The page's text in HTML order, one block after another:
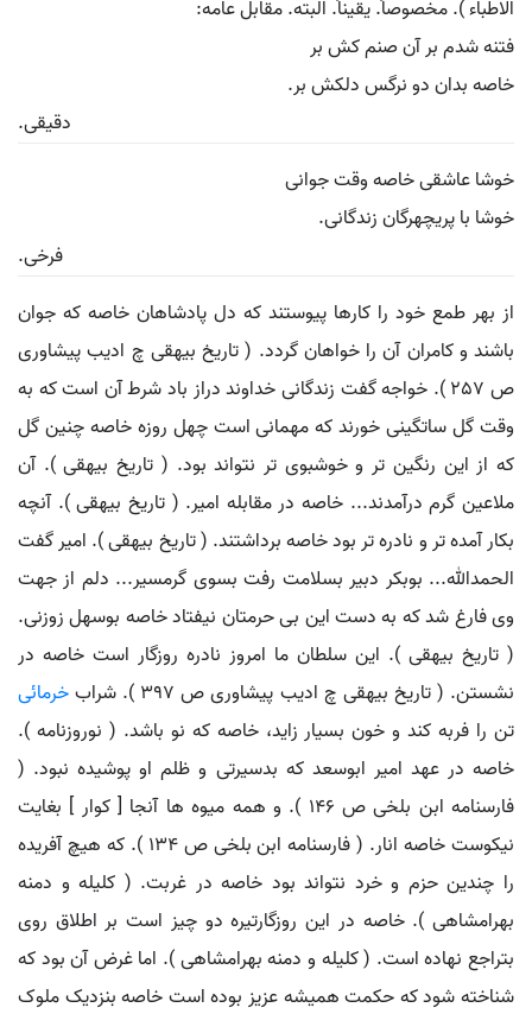
الاطباء ). مخصوصاً. یقیناً. البته. مقابل عامه:
فتنه شدم بر آن صنم کش بر
خاصه بدان دو نرگس دلکش بر.
دقیقی.
خوشا عاشقی خاصه وقت جوانی
خوشا با پریچهرگان زندگانی.
فرخی.
از بهر طمع خود را کارها پیوستند که دل پادشاهان خاصه که جوان
باشند و کامران آن را خواهان گردد. ( تاریخ بیهقی چ ادیب پیشاوری
ص 257 ). خواجه گفت زندگانی خداوند دراز باد شرط آن است که به
وقت گل ساتگینی خورند که مهمانی است چهل روزه خاصه چنین گل
که از این رنگین تر و خوشبوی تر نتواند بود. ( تاریخ بیهقی ). آن
ملاعین گرم درآمدند... خاصه در مقابله امیر. ( تاریخ بیهقی ). آنچه
بکار آمده تر و نادره تر بود خاصه برداشتند. ( تاریخ بیهقی ). امیر گفت
الحمدﷲ... بوبکر دبیر بسلامت رفت بسوی گرمسیر... دلم از جهت
وی فارغ شد که به دست این بی حرمتان نیفتاد خاصه بوسهل زوزنی.
( تاریخ بیهقی ). این سلطان ما امروز نادره روزگار است خاصه در
نشستن. ( تاریخ بیهقی چ ادیب پیشاوری ص 397 ). شراب
خرمائی
تن را فربه کند و خون بسیار زاید، خاصه که نو باشد. ( نوروزنامه ).
خاصه در عهد امیر ابوسعد که بدسیرتی و ظلم او پوشیده نبود. (
فارسنامه ابن بلخی ص 146 ). و همه میوه ها آنجا [ کوار ] بغایت
نیکوست خاصه انار. ( فارسنامه ابن بلخی ص 134 ). که هیچ آفریده
را چندین حزم و خرد نتواند بود خاصه در غربت. ( کلیله و دمنه
بهرامشاهی ). خاصه در این روزگارتیره دو چیز است بر اطلاق روی
بتراجع نهاده است. ( کلیله و دمنه بهرامشاهی ). اما غرض آن بود که
شناخته شود که حکمت همیشه عزیز بوده است خاصه بنزدیک ملوک